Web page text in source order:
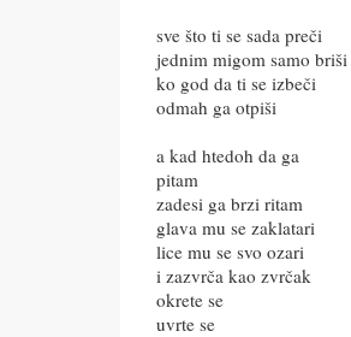
sve što ti se sada preči
jednim migom samo briši
ko god da ti se izbeči
odmah ga otpiši
a kad htedoh da ga
pitam
zadesi ga brzi ritam
glava mu se zaklatari
lice mu se svo ozari
i zazvrča kao zvrčak
okrete se
uvrte se